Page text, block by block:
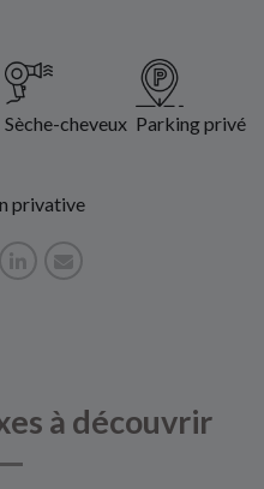
Sèche-cheveux Parking privé
privative
à découvrir